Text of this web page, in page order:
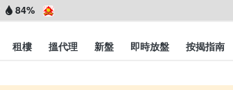
84%
租樓 搵代理 新盤 即時放盤 按揭指南